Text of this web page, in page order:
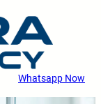
Whatsapp Now